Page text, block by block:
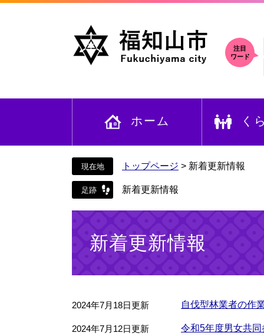
文
注目
ワード
ホーム く
トップページ > 新着更新情報
新着更新情報
新着更新情報
2024年7月18日更新 自伐型林業者の作
2024年7月12日更新 令和5年度男女共